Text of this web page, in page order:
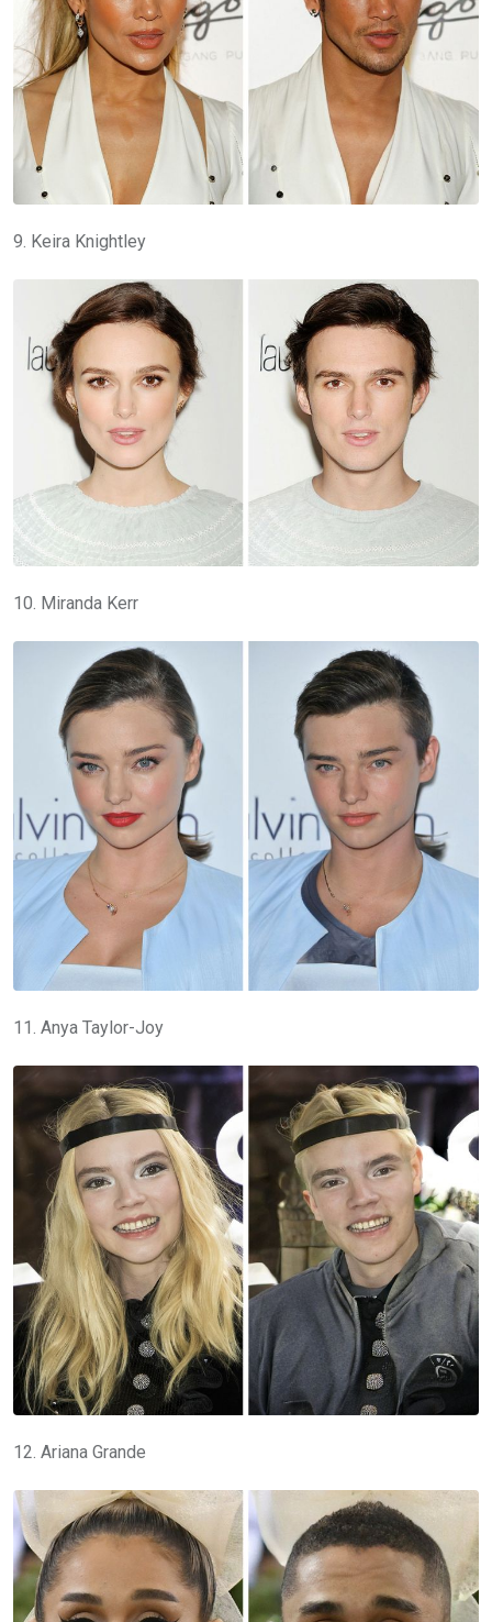
9. Keira Knightley
10. Miranda Kerr
11. Anya Taylor-Joy
12. Ariana Grande